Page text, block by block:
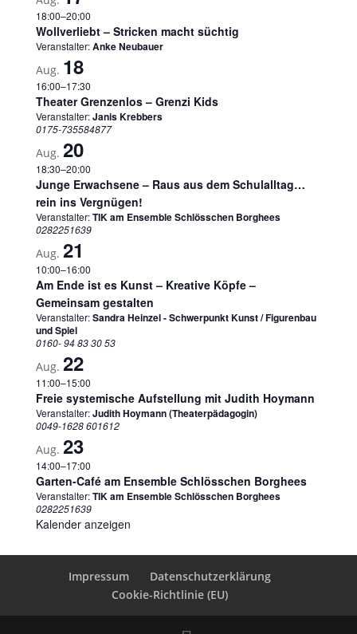
18:00–20:00
Wollverliebt – Stricken macht süchtig
Veranstalter:Anke Neubauer
Aug. 18
16:00–17:30
Theater Grenzenlos – Grenzi Kids
Veranstalter:Janis Krebbers
0175-735584877
Aug. 20
18:30–20:00
Junge Erwachsene – Raus aus dem Schulalltag…
rein ins Vergnügen!
Veranstalter:TIK am Ensemble Schlösschen Borghees
0282251639
Aug. 21
10:00–16:00
Am Ende ist es Kunst – Kreative Köpfe –
Gemeinsam gestalten
Veranstalter:Sandra Heinzel - Schwerpunkt Kunst / Figurenbau
und Spiel
0160- 94 83 30 53
Aug. 22
11:00–15:00
Freie systemische Aufstellung mit Judith Hoymann
Veranstalter:Judith Hoymann (Theaterpädagogin)
0049-1628 601612
Aug. 23
14:00–17:00
Garten-Café am Ensemble Schlösschen Borghees
Veranstalter:TIK am Ensemble Schlösschen Borghees
0282251639
Kalender anzeigen
Impressum
Datenschutzerklärung
Cookie-Richtlinie (EU)